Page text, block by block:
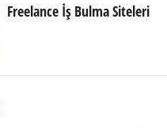
Freelance İş Bulma Siteleri